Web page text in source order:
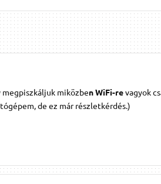
miközben WiFi-revagyok
de ez már részletkérdés.)